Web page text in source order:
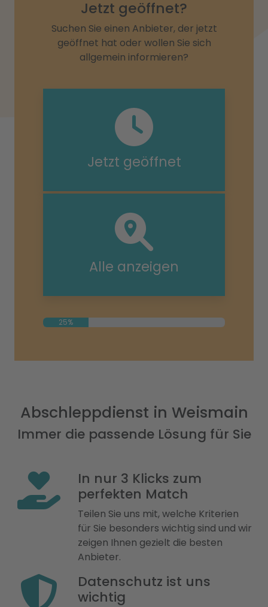
Jetzt geöffnet?
Suchen Sie einen Anbieter, der jetzt
geöffnet hat oder wollen Sie sich
allgemein informieren?
Jetzt geöffnet
Alle anzeigen
25%
Abschleppdienst in Weismain
Immer die passende Lösung für Sie
In nur 3 Klicks zum
perfekten Match
Teilen Sie uns mit, welche Kriterien
für Sie besonders wichtig sind und wir
zeigen Ihnen gezielt die besten
Anbieter.
Datenschutz ist uns
wichtig